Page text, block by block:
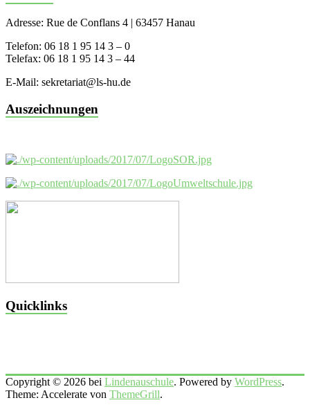
Adresse: Rue de Conflans 4 | 63457 Hanau
Telefon: 06 18 1 95 14 3 – 0
Telefax: 06 18 1 95 14 3 – 44
E-Mail: sekretariat@ls-hu.de
Auszeichnungen
Quicklinks
Copyright © 2026 bei Lindenauschule. Powered by WordPress.
Theme: Accelerate von ThemeGrill.